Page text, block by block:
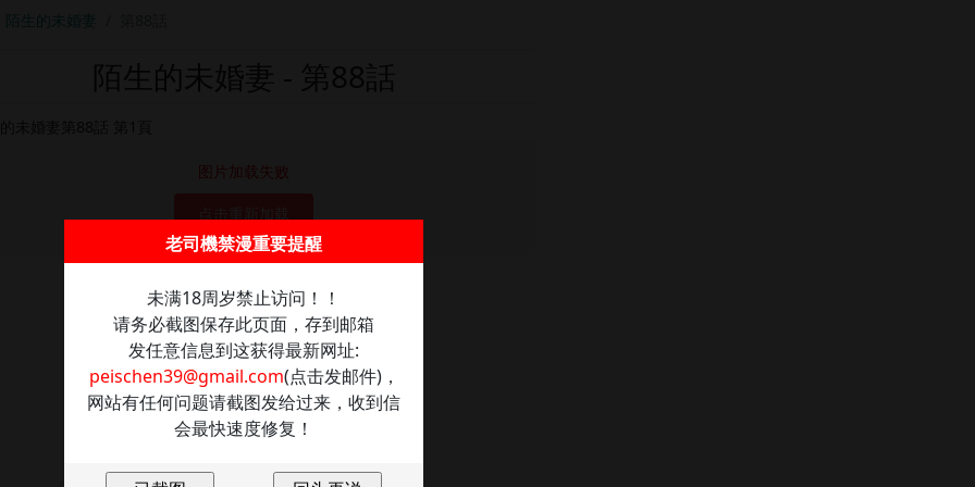
陌生的未婚妻
图片加载失败
老司機禁漫重要提醒
未满18周岁禁止访问！！
请务必截图保存此页面，存到邮箱
发任意信息到这获得最新网址:
peischen39@gmail.com(点击发邮件)，
网站有任何问题请截图发给过来，收到信
会最快速度修复！